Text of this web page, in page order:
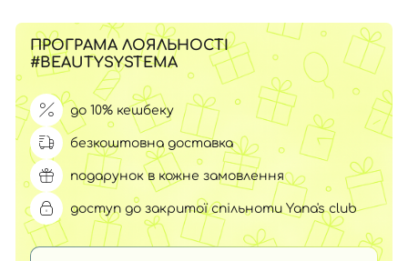
ПРОГРАМА ЛОЯЛЬНОСТІ
#BEAUTYSYSTEMA
до 10% кешбеку
безкоштовна доставка
подарунок в кожне замовлення
доступ до закритої спільноти Yana's club